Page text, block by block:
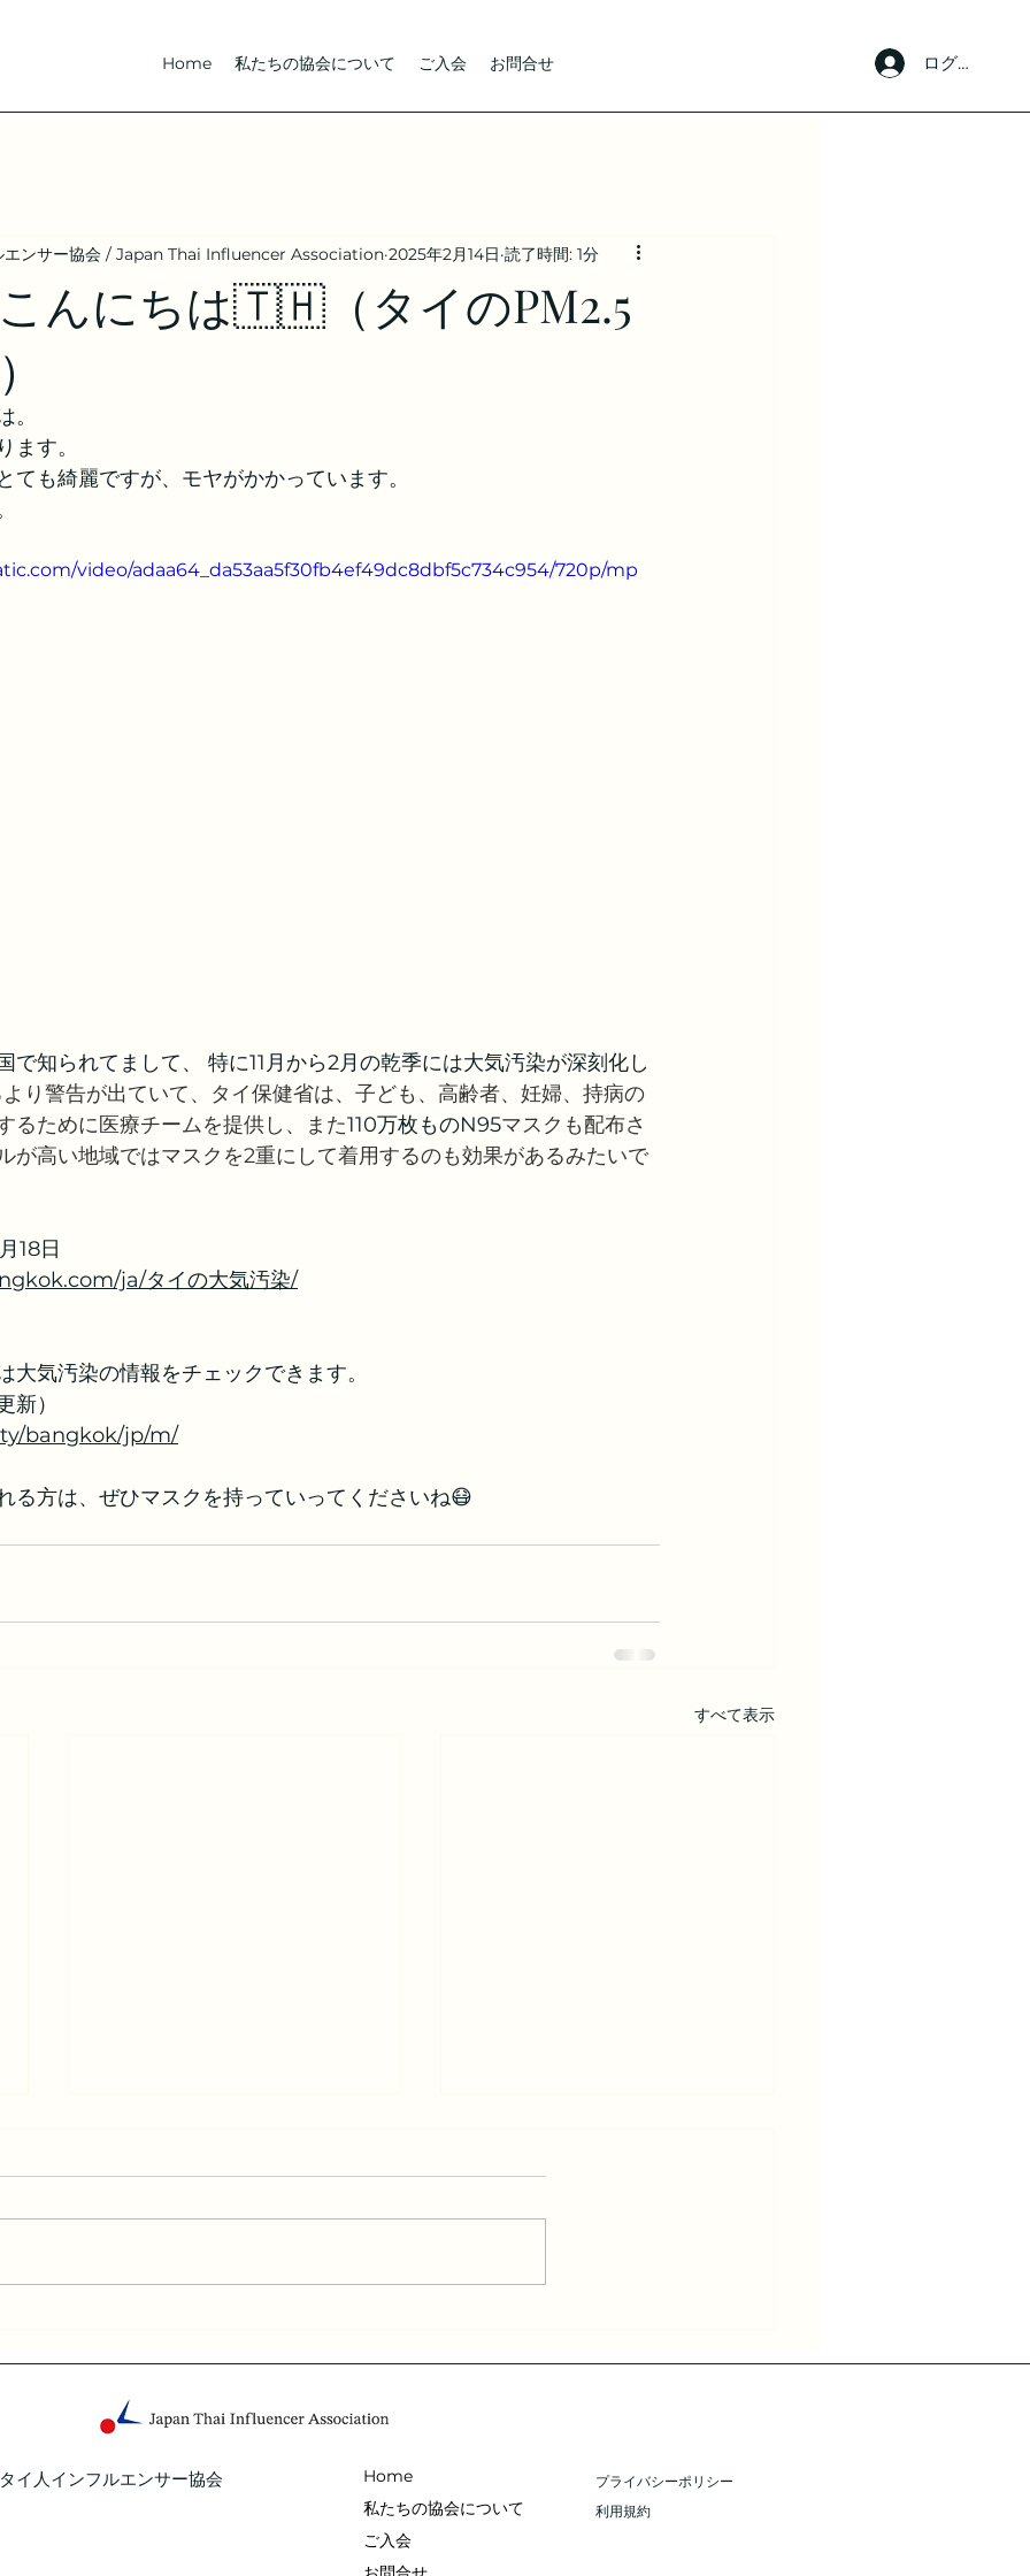
Home 私たちの協会について ご入会 お問合せ ログイン
んにちは🇹🇭（タイのPM2.5
エンサー協会 / Japan Thai Influencer Association 2025年2月14日 読了時間: 1分
。
ます。
ても綺麗ですが、モヤがかかっています。
video/adaa64_da53aa5f30fb4ef49dc8dbf5c734c954/720p/mp
で知られてまして、 特に11月から2月の乾季には大気汚染が深刻化し
り警告が出ていて、タイ保健省は、子ども、高齢者、妊婦、持病の
るために医療チームを提供し、また110万枚ものN95マスクも配布さ
が高い地域ではマスクを2重にして着用するのも効果があるみたいで
18日
ja/タイの大気汚染/
気汚染の情報をチェックできます。
新）
bangkok/jp/m/
る方は、ぜひマスクを持っていってくださいね😷
すべて表示
イ人インフルエンサー協会
Home
私たちの協会について
ご入会
プライバシーポリシー
利用規約